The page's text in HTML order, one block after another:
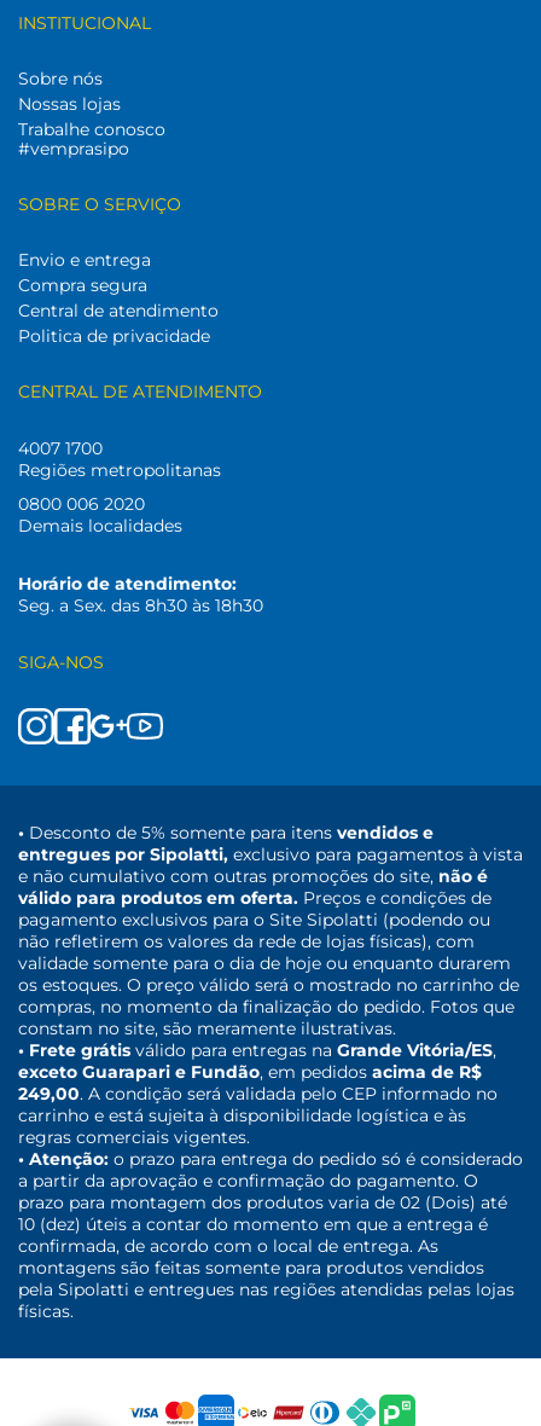
INSTITUCIONAL
Sobre nós
Nossas lojas
Trabalhe conosco
#vemprasipo
SOBRE O SERVIÇO
Envio e entrega
Compra segura
Central de atendimento
Politica de privacidade
CENTRAL DE ATENDIMENTO
4007 1700
Regiões metropolitanas
0800 006 2020
Demais localidades
Horário de atendimento:
Seg. a Sex. das 8h30 às 18h30
SIGA-NOS
• Desconto de 5% somente para itens vendidos e
entregues por Sipolatti, exclusivo para pagamentos à vista
e não cumulativo com outras promoções do site, não é
válido para produtos em oferta. Preços e condições de
pagamento exclusivos para o Site Sipolatti (podendo ou
não refletirem os valores da rede de lojas físicas), com
validade somente para o dia de hoje ou enquanto durarem
os estoques. O preço válido será o mostrado no carrinho de
compras, no momento da finalização do pedido. Fotos que
constam no site, são meramente ilustrativas.
• Frete grátis válido para entregas na Grande Vitória/ES,
exceto Guarapari e Fundão, em pedidos acima de R$
249,00. A condição será validada pelo CEP informado no
carrinho e está sujeita à disponibilidade logística e às
regras comerciais vigentes.
• Atenção: o prazo para entrega do pedido só é considerado
a partir da aprovação e confirmação do pagamento. O
prazo para montagem dos produtos varia de 02 (Dois) até
10 (dez) úteis a contar do momento em que a entrega é
confirmada, de acordo com o local de entrega. As
montagens são feitas somente para produtos vendidos
pela Sipolatti e entregues nas regiões atendidas pelas lojas
físicas.